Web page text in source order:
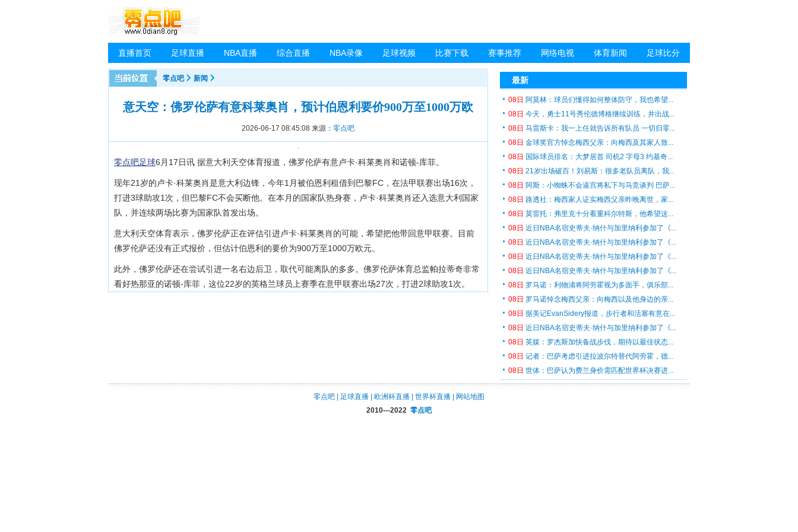
直播首页 足球直播 NBA直播 综合直播 NBA录像 足球视频 比赛下载 赛事推荐 网络电视 体育新闻 足球比分
零点吧 新闻
意天空：佛罗伦萨有意科莱奥肖，预计伯恩利要价900万至1000万欧
2026-06-17 08:45:08 来源： 零点吧
零点吧足球6月17日讯 据意大利天空体育报道，佛罗伦萨有意卢卡·科莱奥肖和诺顿-库菲。
现年21岁的卢卡·科莱奥肖是意大利边锋，今年1月被伯恩利租借到巴黎FC，在法甲联赛出场16次，
打进3球助攻1次，但巴黎FC不会买断他。在本月的国家队热身赛，卢卡·科莱奥肖还入选意大利国家
队，并连续两场比赛为国家队首发出场。
意大利天空体育表示，佛罗伦萨正在评估引进卢卡·科莱奥肖的可能，希望把他带回意甲联赛。目前
佛罗伦萨还没有正式报价，但估计伯恩利的要价为900万至1000万欧元。
此外，佛罗伦萨还在尝试引进一名右边后卫，取代可能离队的多多。佛罗伦萨体育总监帕拉蒂奇非常
看好热那亚的诺顿-库菲，这位22岁的英格兰球员上赛季在意甲联赛出场27次，打进2球助攻1次。
最新
08日 阿莫林：球员们懂得如何整体防守，我也希望...
08日 今天，勇士11号秀伦德博格继续训练，并出战...
08日 马雷斯卡：我一上任就告诉所有队员 一切归零...
08日 金球奖官方悼念梅西父亲：向梅西及其家人致...
08日 国际球员排名：大梦居首 司机2 字母3 约基奇...
08日 21岁出场破百！刘易斯：很多老队员离队，我...
08日 阿斯：小蜘蛛不会逼宫将私下与马竞谈判 巴萨...
08日 路透社：梅西家人证实梅西父亲昨晚离世，家...
08日 莫雷托：弗里克十分看重科尔特斯，他希望这...
08日 近日NBA名宿史蒂夫·纳什与加里纳利参加了《...
08日 近日NBA名宿史蒂夫·纳什与加里纳利参加了《...
08日 近日NBA名宿史蒂夫·纳什与加里纳利参加了《...
08日 近日NBA名宿史蒂夫·纳什与加里纳利参加了《...
08日 罗马诺：利物浦将阿劳霍视为多面手，俱乐部...
08日 罗马诺悼念梅西父亲：向梅西以及他身边的亲...
08日 据美记EvanSidery报道，步行者和活塞有意在...
08日 近日NBA名宿史蒂夫·纳什与加里纳利参加了《...
08日 英媒：罗杰斯加快备战步伐，期待以最佳状态...
08日 记者：巴萨考虑引进拉波尔特替代阿劳霍，德...
08日 世体：巴萨认为费兰身价需匹配世界杯决赛进...
零点吧 足球直播 欧洲杯直播 世界杯直播
网站地图
2010---2022 零点吧